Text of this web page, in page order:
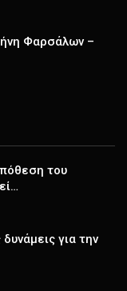
Φαρσάλων –
του
για την